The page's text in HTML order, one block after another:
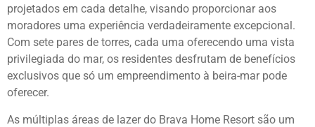
projetados em cada detalhe, visando proporcionar aos
moradores uma experiência verdadeiramente excepcional.
Com sete pares de torres, cada uma oferecendo uma vista
privilegiada do mar, os residentes desfrutam de benefícios
exclusivos que só um empreendimento à beira-mar pode
oferecer.
As múltiplas áreas de lazer do Brava Home Resort são um